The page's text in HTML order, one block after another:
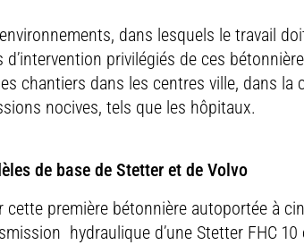
dans lesquels le travail
d’intervention privilégiés de ces
chantiers dans les centres ville, dans
nocives, tels que les hôpitaux.
de base de Stetter et de Volvo
cette première bétonnière autoportée à
hydraulique d’une Stetter FHC